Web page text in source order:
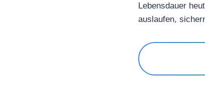
Lebensdauer
auslaufen,